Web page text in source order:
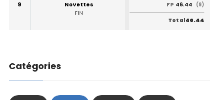
9
Novettes
FIN
FP 46.44 (9)
Total46.44
Catégories